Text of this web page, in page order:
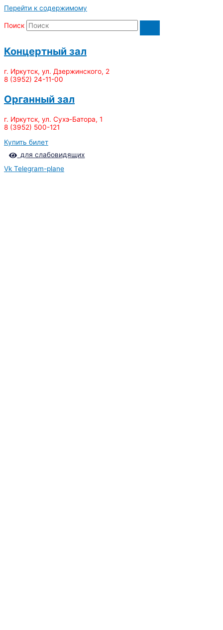
Перейти к содержимому
Поиск
Концертный зал
г. Иркутск, ул. Дзержинского, 2
8 (3952) 24-11-00
Органный зал
г. Иркутск, ул. Сухэ-Батора, 1
8 (3952) 500-121
Купить билет
для слабовидящих
Vk Telegram-plane